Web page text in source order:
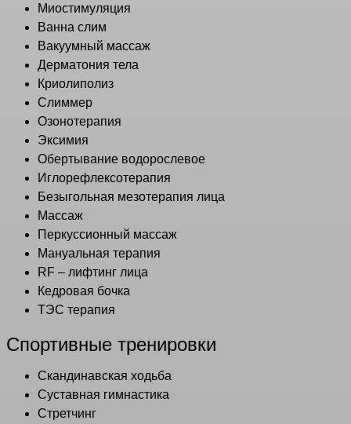
Миостимуляция
Ванна слим
Вакуумный массаж
Дерматония тела
Криолиполиз
Слиммер
Озонотерапия
Эксимия
Обертывание водорослевое
Иглорефлексотерапия
Безыгольная мезотерапия лица
Массаж
Перкуссионный массаж
Мануальная терапия
RF – лифтинг лица
Кедровая бочка
ТЭС терапия
Спортивные тренировки
Скандинавская ходьба
Суставная гимнастика
Стретчинг